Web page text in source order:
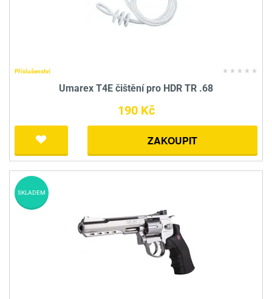
Příslušenství
Umarex T4E čištění pro HDR TR .68
190 Kč
ZAKOUPIT
SKLADEM